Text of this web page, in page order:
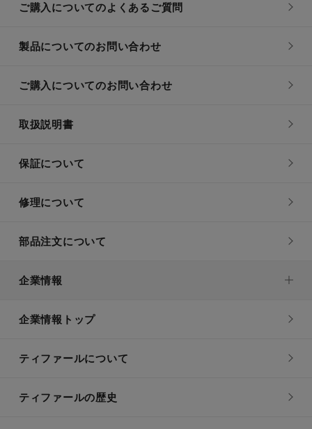
ご購入についてのよくあるご質問
製品についてのお問い合わせ
ご購入についてのお問い合わせ
取扱説明書
保証について
修理について
部品注文について
企業情報
企業情報トップ
ティファールについて
ティファールの歴史